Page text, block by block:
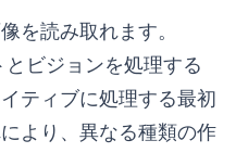
を読み取れます。
ビジョンを処理する
ティブに処理する最初
より、異なる種類の作